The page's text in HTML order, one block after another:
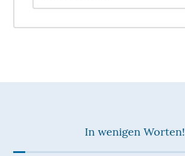
In wenigen Worten!